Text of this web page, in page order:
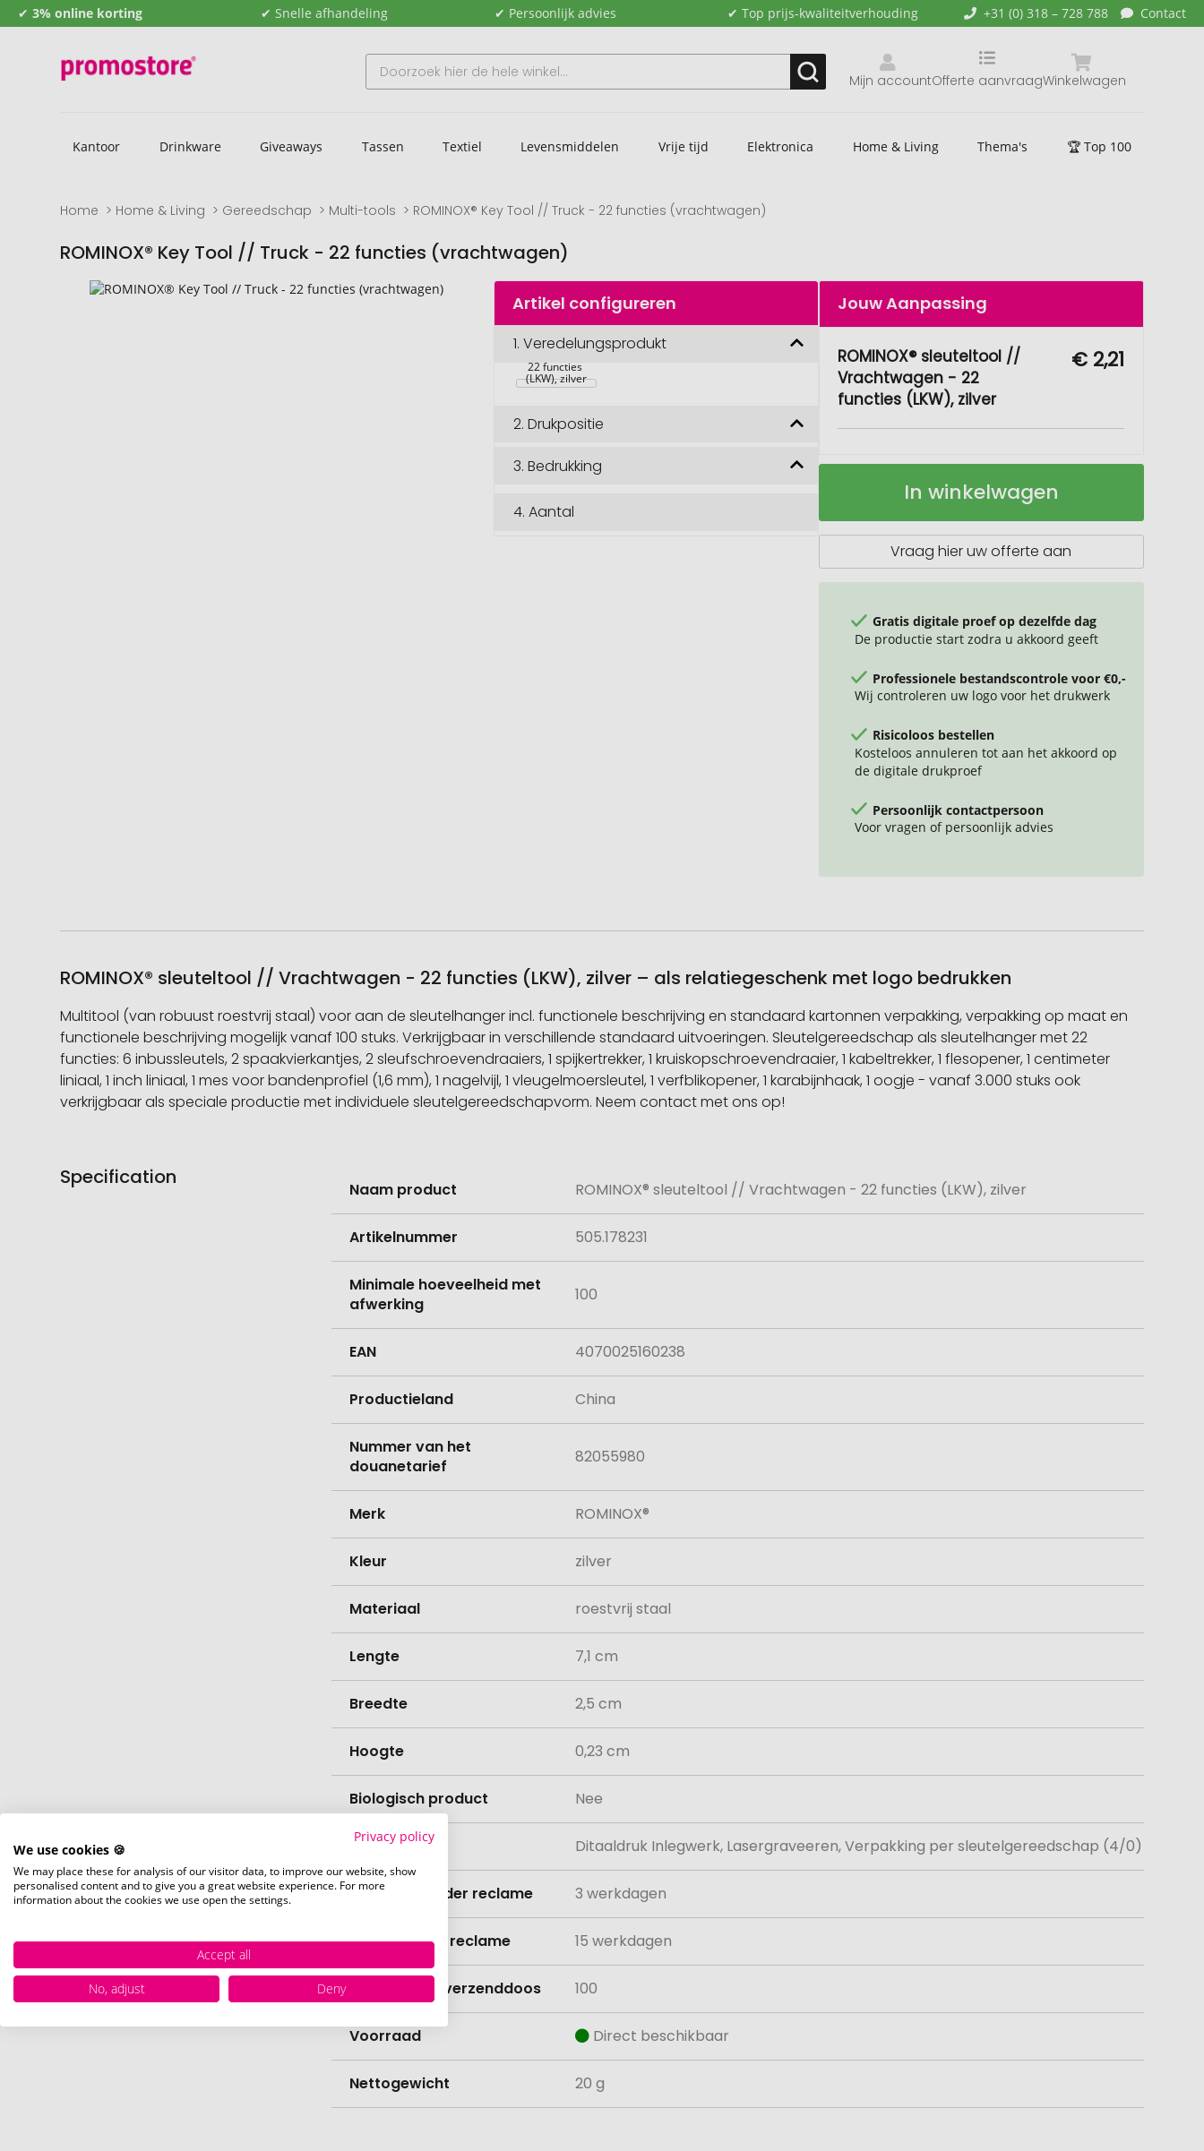
✔ 3% online korting ✔ Snelle afhandeling ✔ Persoonlijk advies ✔ Top prijs-kwaliteitverhouding +31 (0) 318 – 728 788 Contact
Mijn account Winkelwagen
Offerte aanvraag
Kantoor Drinkware Giveaways Tassen Textiel Levensmiddelen Vrije tijd Elektronica Home & Living Thema's 🏆 Top 100
Home Home & Living Gereedschap Multi-tools ROMINOX® Key Tool // Truck - 22 functies (vrachtwagen)
ROMINOX® Key Tool // Truck - 22 functies (vrachtwagen)
Naar
Naar
Artikel configureren
1.Veredelungsprodukt
sleuteltool //
22 functies
(LKW), zilver
2.Drukpositie
3.Bedrukking
4.Aantal
Jouw Aanpassing
ROMINOX® sleuteltool //
Vrachtwagen - 22
functies (LKW), zilver
€ 2,21
ROMINOX®
//
(vrachtwagen)
Op
In winkelwagen
Vraag hier uw offerte aan
Gratis digitale proef op dezelfde dag
De productie start zodra u akkoord geeft
Professionele bestandscontrole voor €0,-
Wij controleren uw logo voor het drukwerk
Risicoloos bestellen
Kosteloos annuleren tot aan het akkoord op
de digitale drukproef
Persoonlijk contactpersoon
Voor vragen of persoonlijk advies
ROMINOX® sleuteltool // Vrachtwagen - 22 functies (LKW), zilver – als relatiegeschenk met logo bedrukken
Multitool (van robuust roestvrij staal) voor aan de sleutelhanger incl. functionele beschrijving en standaard kartonnen verpakking, verpakking op maat en
functionele beschrijving mogelijk vanaf 100 stuks. Verkrijgbaar in verschillende standaard uitvoeringen. Sleutelgereedschap als sleutelhanger met 22
functies: 6 inbussleutels, 2 spaakvierkantjes, 2 sleufschroevendraaiers, 1 spijkertrekker, 1 kruiskopschroevendraaier, 1 kabeltrekker, 1 flesopener, 1 centimeter
liniaal, 1 inch liniaal, 1 mes voor bandenprofiel (1,6 mm), 1 nagelvijl, 1 vleugelmoersleutel, 1 verfblikopener, 1 karabijnhaak, 1 oogje - vanaf 3.000 stuks ook
verkrijgbaar als speciale productie met individuele sleutelgereedschapvorm. Neem contact met ons op!
Specification
informatie
Naam product ROMINOX® sleuteltool // Vrachtwagen - 22 functies (LKW), zilver
Artikelnummer 505.178231
Minimale hoeveelheid met
afwerking
100
EAN 4070025160238
Productieland China
Nummer van het
douanetarief
82055980
Merk ROMINOX®
Kleur zilver
Materiaal roestvrij staal
Lengte 7,1 cm
Breedte 2,5 cm
Hoogte 0,23 cm
Biologisch product Nee
Verfijning Ditaaldruk Inlegwerk, Lasergraveeren, Verpakking per sleutelgereedschap (4/0)
Levertijd zonder reclame 3 werkdagen
Levertijd met reclame 15 werkdagen
Hoeveelheid verzenddoos 100
Voorraad Direct beschikbaar
Nettogewicht 20 g
Privacy policy
We use cookies 🍪
We may place these for analysis of our visitor data, to improve our website, show
personalised content and to give you a great website experience. For more
information about the cookies we use open the settings.
Accept all
No, adjust
Deny